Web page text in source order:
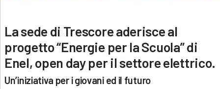
La sede di Trescore aderisce al
progetto “Energie per la Scuola” di
Enel, open day per il settore elettrico.
Un’iniziativa per i giovani ed il futuro